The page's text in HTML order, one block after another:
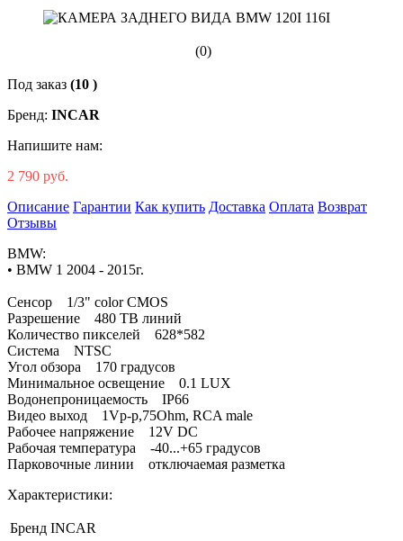
(0)
Под заказ (10 )
Бренд: INCAR
Напишите нам:
2 790 руб.
Описание Гарантии Как купить Доставка Оплата Возврат
Отзывы
BMW:
• BMW 1 2004 - 2015г.
Сенсор 1/3" color CMOS
Разрешение 480 ТВ линий
Количество пикселей 628*582
Система NTSC
Угол обзора 170 градусов
Минимальное освещение 0.1 LUX
Водонепроницаемость IP66
Видео выход 1Vp-p,75Ohm, RCA male
Рабочее напряжение 12V DC
Рабочая температура -40...+65 градусов
Парковочные линии отключаемая разметка
Характеристики:
Бренд INCAR